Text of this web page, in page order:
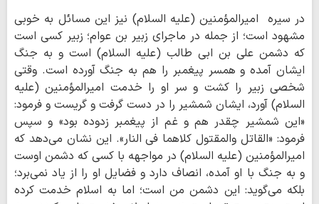
در سیره امیرالمؤمنین (علیه السلام) نیز این مسائل به ‌خوبی
مشهود است؛ از جمله در ماجرای زبیر بن عوام؛ زبیر کسی است
که دشمن علی بن ابی طالب (علیه السلام) است و به جنگ
ایشان آمده و همسر پیغمبر را هم به جنگ آورده است. وقتی
شخصی زبیر را کشت و سر او را خدمت امیرالمؤمنین (علیه
السلام) آورد، ایشان شمشیر را در دست گرفت و گریست و فرمود:
«این شمشیر چقدر هم و غم از پیغمبر زدوده بود» و سپس
فرمود: «القاتل والمقتول کلاهما فی النار». این نشان می‌دهد که
امیرالمؤمنین (علیه السلام) در مواجهه با کسی که دشمن اوست
و به جنگ با او آمده، انصاف دارد و فضایل او را از یاد نمی‌برد؛
بلکه می‌گوید: این دشمن من است؛ اما به اسلام خدمت کرده